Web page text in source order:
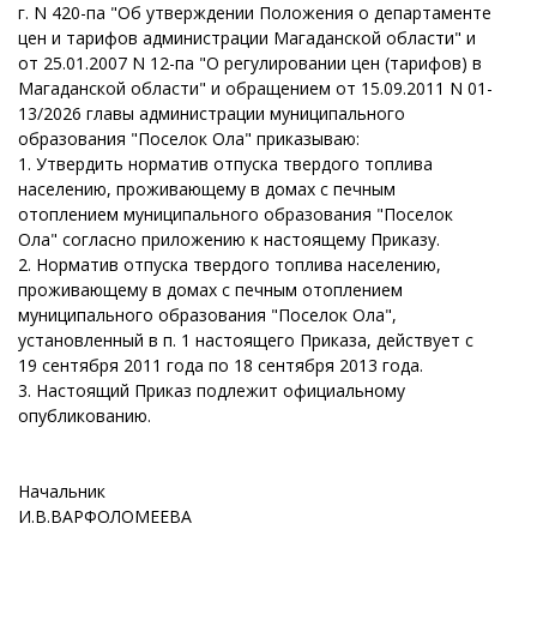
г. N 420-па "Об утверждении Положения о департаменте
цен и тарифов администрации Магаданской области" и
от 25.01.2007 N 12-па "О регулировании цен (тарифов) в
Магаданской области" и обращением от 15.09.2011 N 01-
13/2026 главы администрации муниципального
образования "Поселок Ола" приказываю:
1. Утвердить норматив отпуска твердого топлива
населению, проживающему в домах с печным
отоплением муниципального образования "Поселок
Ола" согласно приложению к настоящему Приказу.
2. Норматив отпуска твердого топлива населению,
проживающему в домах с печным отоплением
муниципального образования "Поселок Ола",
установленный в п. 1 настоящего Приказа, действует с
19 сентября 2011 года по 18 сентября 2013 года.
3. Настоящий Приказ подлежит официальному
опубликованию.
Начальник
И.В.ВАРФОЛОМЕЕВА